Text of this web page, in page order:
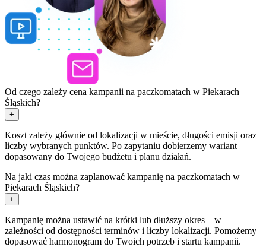
Od czego zależy cena kampanii na paczkomatach w Piekarach
Śląskich?
+
Koszt zależy głównie od lokalizacji w mieście, długości emisji oraz
liczby wybranych punktów. Po zapytaniu dobierzemy wariant
dopasowany do Twojego budżetu i planu działań.
Na jaki czas można zaplanować kampanię na paczkomatach w
Piekarach Śląskich?
+
Kampanię można ustawić na krótki lub dłuższy okres – w
zależności od dostępności terminów i liczby lokalizacji. Pomożemy
dopasować harmonogram do Twoich potrzeb i startu kampanii.